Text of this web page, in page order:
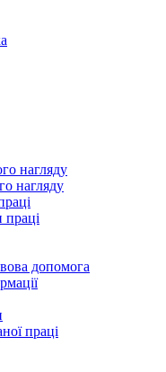
нагляду
нагляду
допомога
праці